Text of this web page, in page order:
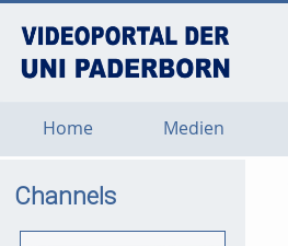
Home Medien
Channels